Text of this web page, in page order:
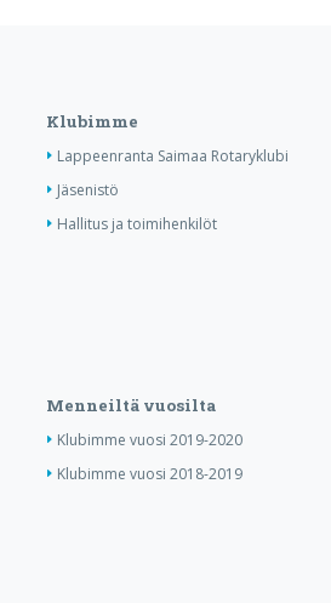
Klubimme
Lappeenranta Saimaa Rotaryklubi
Jäsenistö
Hallitus ja toimihenkilöt
Menneiltä vuosilta
Klubimme vuosi 2019-2020
Klubimme vuosi 2018-2019